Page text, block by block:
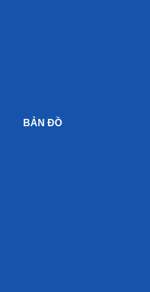
BẢN ĐỒ